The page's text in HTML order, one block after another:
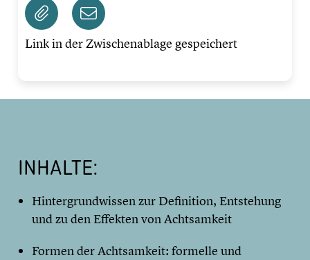
Link in der Zwischenablage gespeichert
INHALTE:
Hintergrundwissen zur Definition, Entstehung
und zu den Effekten von Achtsamkeit
Formen der Achtsamkeit: formelle und